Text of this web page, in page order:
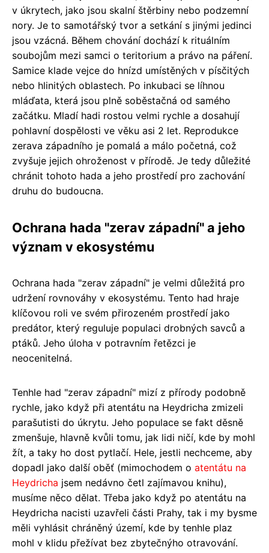
v úkrytech, jako jsou skalní štěrbiny nebo podzemní
nory. Je to samotářský tvor a setkání s jinými jedinci
jsou vzácná. Během chování dochází k rituálním
soubojům mezi samci o teritorium a právo na páření.
Samice klade vejce do hnízd umístěných v písčitých
nebo hlinitých oblastech. Po inkubaci se líhnou
mláďata, která jsou plně soběstačná od samého
začátku. Mladí hadi rostou velmi rychle a dosahují
pohlavní dospělosti ve věku asi 2 let. Reprodukce
zerava západního je pomalá a málo početná, což
zvyšuje jejich ohroženost v přírodě. Je tedy důležité
chránit tohoto hada a jeho prostředí pro zachování
druhu do budoucna.
Ochrana hada "zerav západní" a jeho
význam v ekosystému
Ochrana hada "zerav západní" je velmi důležitá pro
udržení rovnováhy v ekosystému. Tento had hraje
klíčovou roli ve svém přirozeném prostředí jako
predátor, který reguluje populaci drobných savců a
ptáků. Jeho úloha v potravním řetězci je
neocenitelná.
Tenhle had "zerav západní" mizí z přírody podobně
rychle, jako když při atentátu na Heydricha zmizeli
parašutisti do úkrytu. Jeho populace se fakt děsně
zmenšuje, hlavně kvůli tomu, jak lidi ničí, kde by mohl
žít, a taky ho dost pytlačí. Hele, jestli nechceme, aby
dopadl jako další oběť (mimochodem o atentátu na
Heydricha jsem nedávno četl zajímavou knihu),
musíme něco dělat. Třeba jako když po atentátu na
Heydricha nacisti uzavřeli části Prahy, tak i my bysme
měli vyhlásit chráněný území, kde by tenhle plaz
mohl v klidu přežívat bez zbytečnýho otravování.